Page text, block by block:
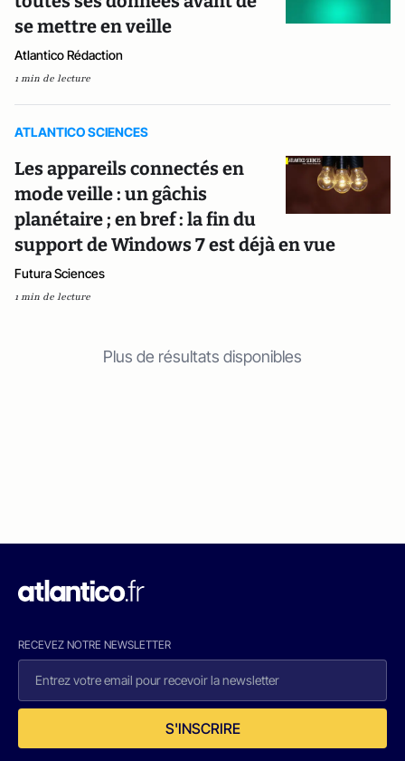
se mettre en veille
Atlantico Rédaction
1 min de lecture
ATLANTICO SCIENCES
Les appareils connectés en
mode veille : un gâchis
planétaire ; en bref : la fin du
support de Windows 7 est déjà en vue
Futura Sciences
1 min de lecture
Plus de résultats disponibles
RECEVEZ NOTRE NEWSLETTER
S'INSCRIRE